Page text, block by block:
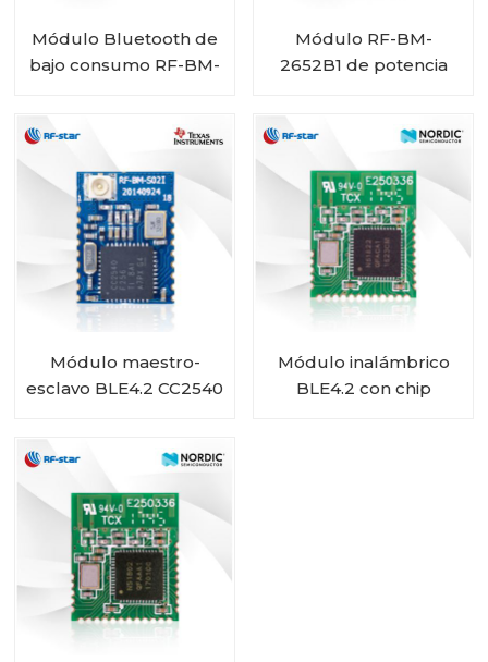
Módulo Bluetooth de
bajo consumo RF-BM-
Módulo RF-BM-
2652B1 de potencia
Módulo maestro-
esclavo BLE4.2 CC2540
Módulo inalámbrico
BLE4.2 con chip